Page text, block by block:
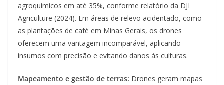
agroquímicos em até 35%, conforme relatório da DJI
Agriculture (2024). Em áreas de relevo acidentado, como
as plantações de café em Minas Gerais, os drones
oferecem uma vantagem incomparável, aplicando
insumos com precisão e evitando danos às culturas.
Mapeamento e gestão de terras: Drones geram mapas